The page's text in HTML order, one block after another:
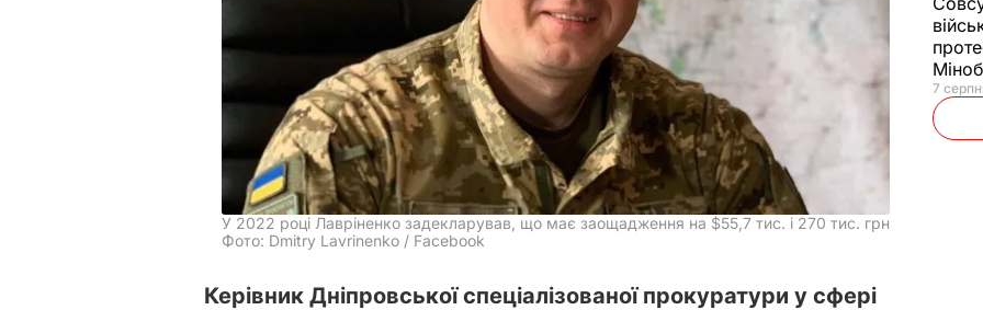
У 2022 році Лавріненко задекларував, що має заощадження на $55,7 тис. і 270 тис. грн
Фото: Dmitry Lavrinenko / Facebook
Керівник Дніпровської спеціалізованої прокуратури у сфері
7